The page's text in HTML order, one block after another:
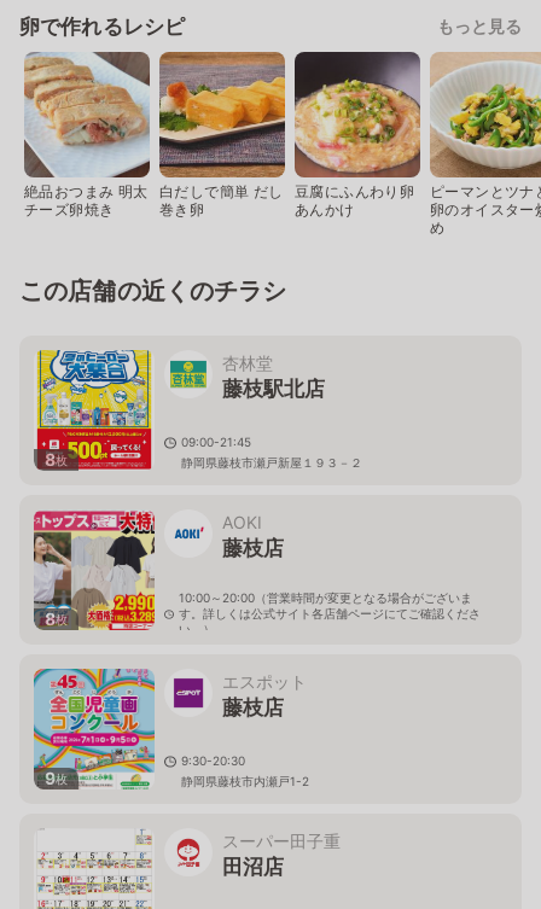
卵で作れるレシピ もっと見る
絶品おつまみ 明太
チーズ卵焼き
白だしで簡単 だし
巻き卵
豆腐にふんわり卵
あんかけ
ピーマンとツナ
卵のオイスター
め
この店舗の近くのチラシ
8枚
杏林堂
藤枝駅北店
09:00-21:45
静岡県藤枝市瀬戸新屋１９３－２
8枚
AOKI
藤枝店
10:00～20:00（営業時間が変更となる場合がございま
す。詳しくは公式サイト各店舗ページにてご確認くださ
い。）
9枚
エスポット
藤枝店
9:30-20:30
静岡県藤枝市内瀬戸1-2
スーパー田子重
田沼店